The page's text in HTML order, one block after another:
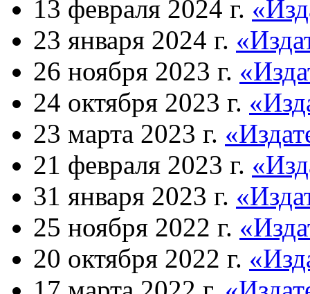
13 февраля 2024 г.
23 января 2024 г.
26 ноября 2023 г.
24 октября 2023 г.
23 марта 2023 г.
21 февраля 2023 г.
31 января 2023 г.
25 ноября 2022 г.
20 октября 2022 г.